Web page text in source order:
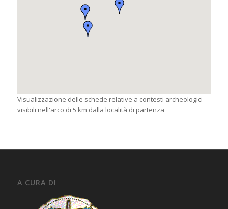
Visualizzazione delle schede relative a contesti archeologici
visibili nell'arco di 5 km dalla località di partenza
A CURA DI